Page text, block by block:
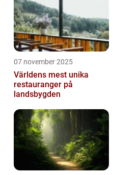
07 november 2025
Världens mest unika
restauranger på
landsbygden